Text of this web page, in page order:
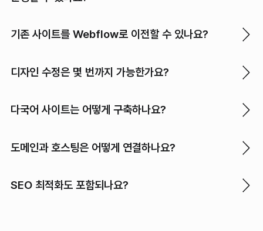
기존 사이트를 Webflow로 이전할 수 있나요?
디자인 수정은 몇 번까지 가능한가요?
다국어 사이트는 어떻게 구축하나요?
도메인과 호스팅은 어떻게 연결하나요?
SEO 최적화도 포함되나요?